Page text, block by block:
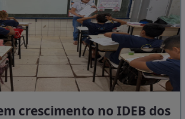
crescimento no IDEB dos